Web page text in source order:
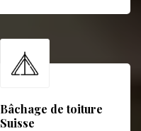
Bâchage de toiture
Suisse